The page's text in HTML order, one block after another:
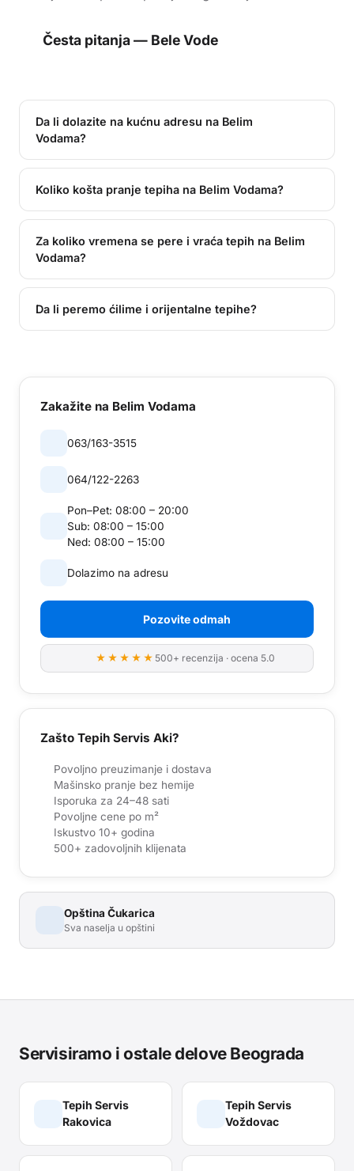
Česta pitanja — Bele Vode
Da li dolazite na kućnu adresu na Belim
Vodama?
Koliko košta pranje tepiha na Belim Vodama?
Za koliko vremena se pere i vraća tepih na Belim
Vodama?
Da li peremo ćilime i orijentalne tepihe?
Zakažite na Belim Vodama
063/163-3515
064/122-2263
Pon–Pet: 08:00 – 20:00
Sub: 08:00 – 15:00
Ned: 08:00 – 15:00
Dolazimo na adresu
Pozovite odmah
★★★★★ 500+ recenzija · ocena 5.0
Zašto Tepih Servis Aki?
Povoljno preuzimanje i dostava
Mašinsko pranje bez hemije
Isporuka za 24–48 sati
Povoljne cene po m²
Iskustvo 10+ godina
500+ zadovoljnih klijenata
Opština Čukarica
Sva naselja u opštini
Servisiramo i ostale delove Beograda
Tepih Servis
Rakovica
Tepih Servis
Voždovac